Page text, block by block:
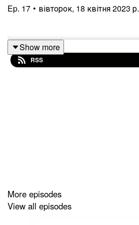
Ep. 17 • вівторок, 18 квітня 2023 р.
Show more
RSS
More episodes
View all episodes